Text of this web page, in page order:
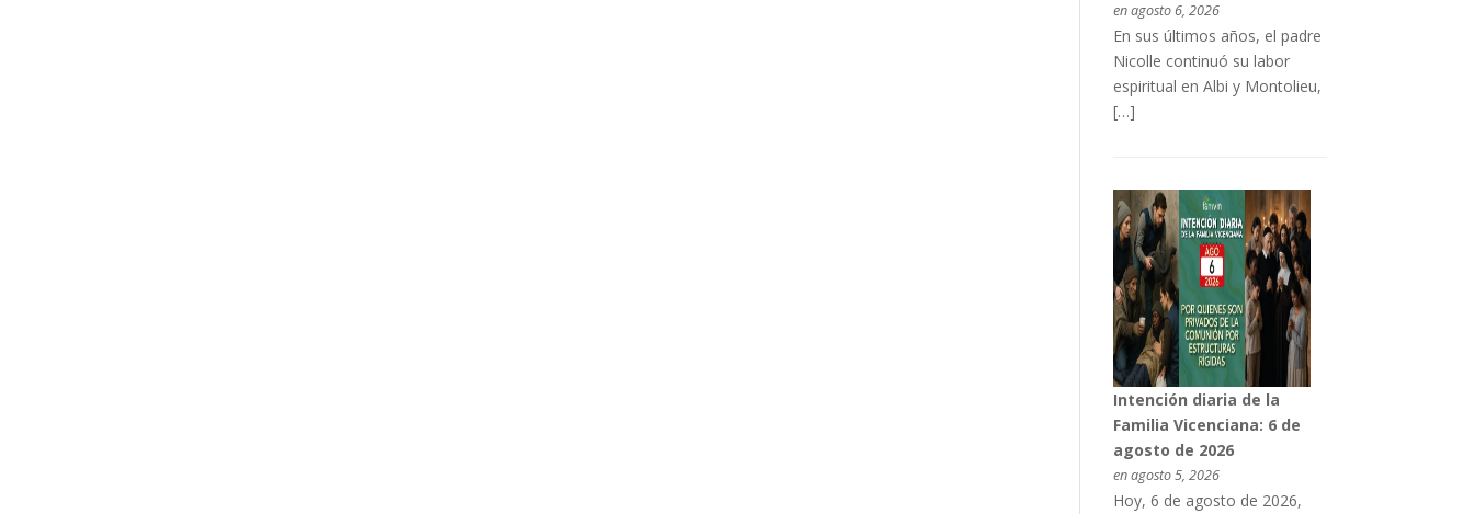
en agosto 6, 2026
En sus últimos años, el padre
Nicolle continuó su labor
espiritual en Albi y Montolieu,
[…]
Intención diaria de la
Familia Vicenciana: 6 de
agosto de 2026
en agosto 5, 2026
Hoy, 6 de agosto de 2026,